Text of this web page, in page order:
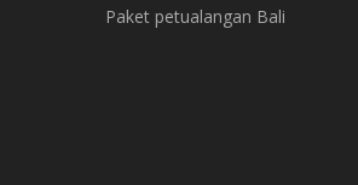
Paket petualangan Bali